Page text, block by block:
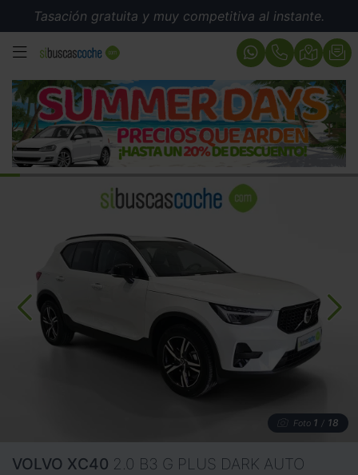
Tasación gratuita y muy competitiva al instante.
MENÚ
Foto 1 / 18
VOLVO XC40 2.0 B3 G PLUS DARK AUTO